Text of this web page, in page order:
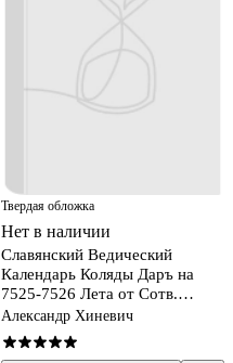
Твердая обложка
Нет в наличии
Славянский Ведический
Календарь Коляды Даръ на
7525-7526 Лета от Сотв.
Мира… (м)
Александр Хиневич